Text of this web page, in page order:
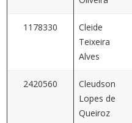
1178330
Cleide
Teixeira
Alves
2420560
Cleudson
Lopes de
Queiroz